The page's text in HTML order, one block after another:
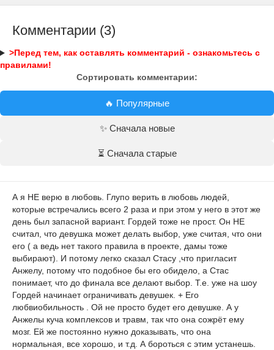
Комментарии (3)
>Перед тем, как оставлять комментарий - ознакомьтесь с
правилами!
Сортировать комментарии:
🔥 Популярные
✨ Сначала новые
⏳ Сначала старые
А я НЕ верю в любовь. Глупо верить в любовь людей,
которые встречались всего 2 раза и при этом у него в этот же
день был запасной вариант. Гордей тоже не прост. Он НЕ
считал, что девушка может делать выбор, уже считая, что они
его ( а ведь нет такого правила в проекте, дамы тоже
выбирают). И потому легко сказал Стасу ,что пригласит
Анжелу, потому что подобное бы его обидело, а Стас
понимает, что до финала все делают выбор. Т.е. уже на шоу
Гордей начинает ограничивать девушек. + Его
любвиобильность . Ой не просто будет его девушке. А у
Анжелы куча комплексов и травм, так что она сожрёт ему
мозг. Ей же постоянно нужно доказывать, что она
нормальная, все хорошо, и т.д. А бороться с этим устанешь.